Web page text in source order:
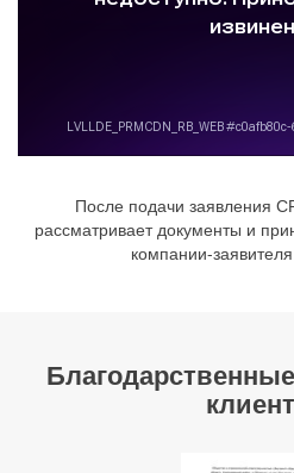
После подачи заявления
рассматривает документы и
компании-